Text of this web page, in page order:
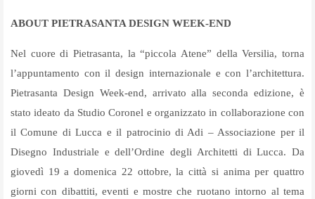
ABOUT PIETRASANTA DESIGN WEEK-END
Nel cuore di Pietrasanta, la “piccola Atene” della Versilia, torna
l’appuntamento con il design internazionale e con l’architettura.
Pietrasanta Design Week-end, arrivato alla seconda edizione, è
stato ideato da Studio Coronel e organizzato in collaborazione con
il Comune di Lucca e il patrocinio di Adi – Associazione per il
Disegno Industriale e dell’Ordine degli Architetti di Lucca. Da
giovedì 19 a domenica 22 ottobre, la città si anima per quattro
giorni con dibattiti, eventi e mostre che ruotano intorno al tema